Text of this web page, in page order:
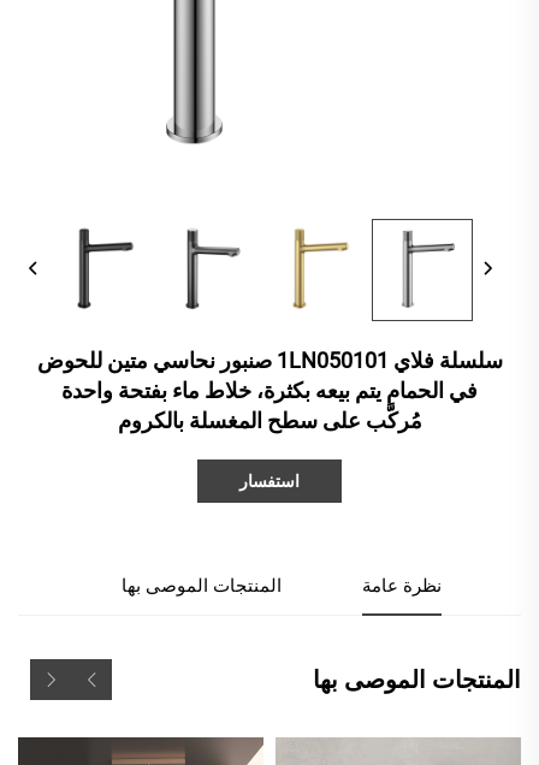
سلسلة فلاي 1LN050101 صنبور نحاسي متين للحوض
في الحمام يتم بيعه بكثرة، خلاط ماء بفتحة واحدة
مُركَّب على سطح المغسلة بالكروم
استفسار
نظرة عامة المنتجات الموصى بها
المنتجات الموصى بها